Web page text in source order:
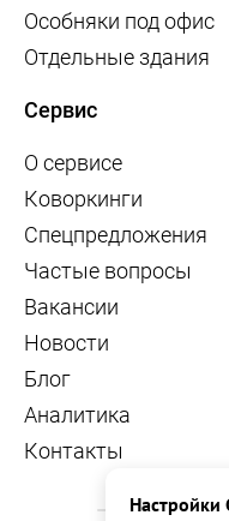
Особняки под офис
Отдельные здания
Сервис
О сервисе
Коворкинги
Спецпредложения
Частые вопросы
Вакансии
Новости
Блог
Аналитика
Контакты
Настройки